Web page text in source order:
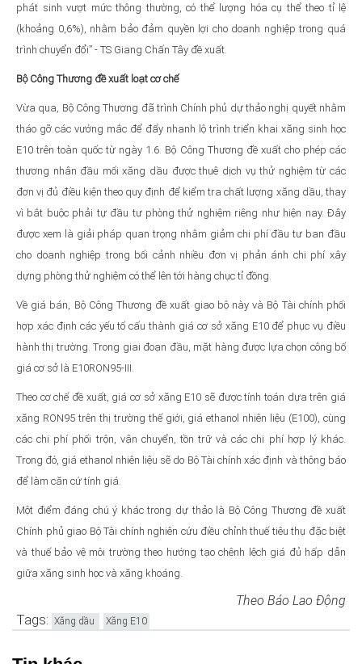
phát sinh vượt mức thông thường, có thể lượng hóa cụ thể theo tỉ lệ
(khoảng 0,6%), nhằm bảo đảm quyền lợi cho doanh nghiệp trong quá
trình chuyển đổi” - TS Giang Chấn Tây đề xuất.
Bộ Công Thương đề xuất loạt cơ chế
Vừa qua, Bộ Công Thương đã trình Chính phủ dự thảo nghị quyết nhằm
tháo gỡ các vướng mắc để đẩy nhanh lộ trình triển khai xăng sinh học
E10 trên toàn quốc từ ngày 1.6. Bộ Công Thương đề xuất cho phép các
thương nhân đầu mối xăng dầu được thuê dịch vụ thử nghiệm từ các
đơn vị đủ điều kiện theo quy định để kiểm tra chất lượng xăng dầu, thay
vì bắt buộc phải tự đầu tư phòng thử nghiệm riêng như hiện nay. Đây
được xem là giải pháp quan trọng nhằm giảm chi phí đầu tư ban đầu
cho doanh nghiệp trong bối cảnh nhiều đơn vị phản ánh chi phí xây
dựng phòng thử nghiệm có thể lên tới hàng chục tỉ đồng.
Về giá bán, Bộ Công Thương đề xuất giao bộ này và Bộ Tài chính phối
hợp xác định các yếu tố cấu thành giá cơ sở xăng E10 để phục vụ điều
hành thị trường. Trong giai đoạn đầu, mặt hàng được lựa chọn công bố
giá cơ sở là E10RON95-III.
Theo cơ chế đề xuất, giá cơ sở xăng E10 sẽ được tính toán dựa trên giá
xăng RON95 trên thị trường thế giới, giá ethanol nhiên liệu (E100), cùng
các chi phí phối trộn, vận chuyển, tồn trữ và các chi phí hợp lý khác.
Trong đó, giá ethanol nhiên liệu sẽ do Bộ Tài chính xác định và thông báo
để làm căn cứ tính giá.
Một điểm đáng chú ý khác trong dự thảo là Bộ Công Thương đề xuất
Chính phủ giao Bộ Tài chính nghiên cứu điều chỉnh thuế tiêu thụ đặc biệt
và thuế bảo vệ môi trường theo hướng tạo chênh lệch giá đủ hấp dẫn
giữa xăng sinh học và xăng khoáng.
Theo Báo Lao Động
Tags: Xăng dầu Xăng E10